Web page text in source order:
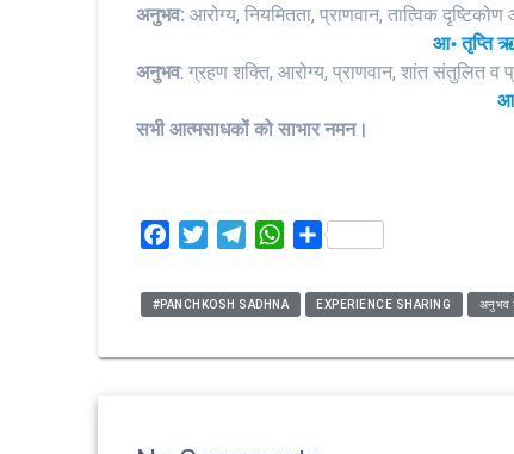
अनुभव: आरोग्य, नियमितता, प्राणवान, तात्विक दृष्टिकोण
आ॰ तृप्ति
अनुभव: ग्रहण शक्ति, आरोग्य, प्राणवान, शांत संतुलित व
सभी आत्मसाधकों को साभार नमन।
c
e
i
t
l
e
W
a
t
S
a
r
#PANCHKOSH SADHNA EXPERIENCE SHARING अनुभव